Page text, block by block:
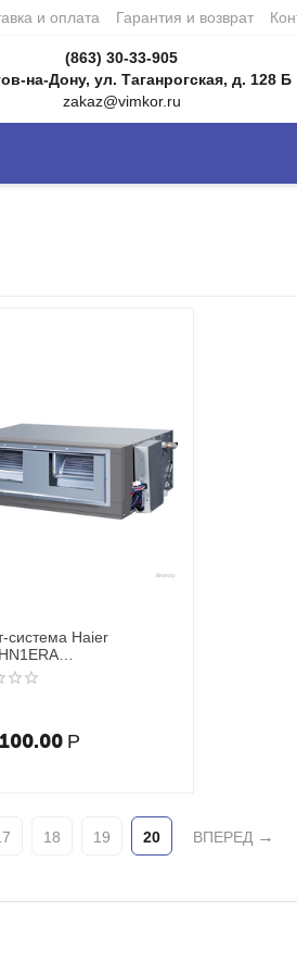
и оплата Гарантия и возврат
(863) 30-33-905
на-Дону, ул. Таганрогская, д. 128 Б
zakaz@vimkor.ru
система Haier
Р
18 19 20 ВПЕРЕД